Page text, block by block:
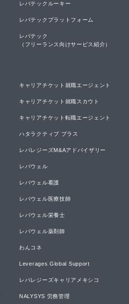
レバテックルーキー
レバテックプラットフォーム
レバテック
（フリーランス向けサービス紹介）
キャリアチケット就職エージェント
キャリアチケット就職スカウト
キャリアチケット転職エージェント
ハタラクティブ プラス
レバレジーズM&Aアドバイザリー
レバウェル
レバウェル看護
レバウェル医療技師
レバウェル栄養士
レバウェル薬剤師
わんコネ
Leverages Global Support
レバレジーズキャリアメキシコ
NALYSYS 労務管理